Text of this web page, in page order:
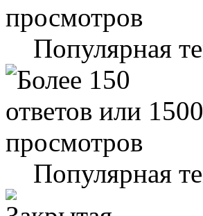
Популярная
Популярная